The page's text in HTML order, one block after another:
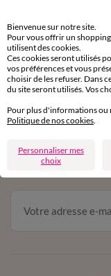
Service
par chat et
de 8h00 à
en vous
Bienvenue sur notre site.
Pour vous offrir un
utilisent des cookies.
Ces cookies seront utilisés
vos préférences et vous
choisir de les refuser. Dans
du site seront utilisés. Vos
Pour plus d'informations ou
Politique de nos cookies.
Personnaliser mes
choix